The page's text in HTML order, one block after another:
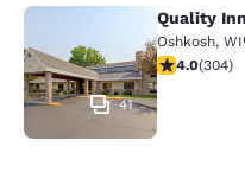
Quality Inn
41
Quality
Oshkosh, WI
Calificación
4.0(304)